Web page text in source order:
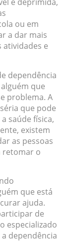
ou em
a dar mais
e
dependência
que
problema. A
que pode
saúde física,
existem
as pessoas
retomar o
que está
ajuda.
de
especializado
dependência